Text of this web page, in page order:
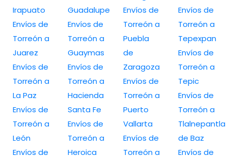
Irapuato
Envíos de
Torreón a
Juarez
Envíos de
Torreón a
La Paz
Envíos de
Torreón a
León
Envíos de
Guadalupe
Envíos de
Torreón a
Guaymas
Envíos de
Torreón a
Hacienda
Santa Fe
Envíos de
Torreón a
Heroica
Envíos de
Torreón a
Puebla
de
Zaragoza
Envíos de
Torreón a
Puerto
Vallarta
Envíos de
Torreón a
Envíos de
Torreón a
Tepexpan
Envíos de
Torreón a
Tepic
Envíos de
Torreón a
Tlalnepantla
de Baz
Envíos de